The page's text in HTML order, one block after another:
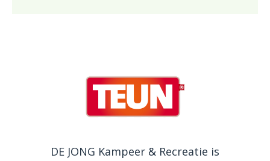
DE JONG Kampeer & Recreatie is